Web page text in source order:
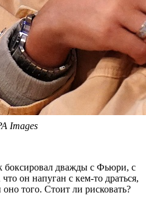
Images
боксировал дважды с Фьюри, с
он напуган с кем-то драться,
того. Стоит ли рисковать?